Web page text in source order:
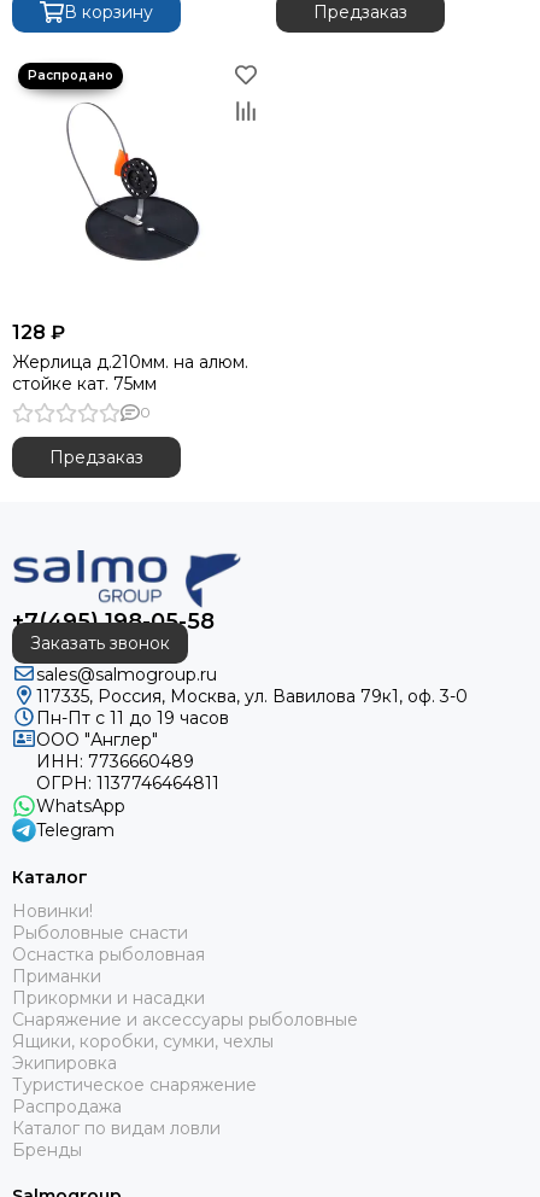
В корзину Предзаказ
128 ₽
Жерлица д.210мм. на алюм.
стойке кат. 75мм
0
Предзаказ
+7(495) 198-05-58
Заказать звонок
sales@salmogroup.ru
117335, Россия, Москва, ул. Вавилова 79к1, оф. 3-0
Пн-Пт с 11 до 19 часов
ООО "Англер"
ИНН: 7736660489
ОГРН: 1137746464811
WhatsApp
Telegram
Каталог
Новинки!
Рыболовные снасти
Оснастка рыболовная
Приманки
Прикормки и насадки
Снаряжение и аксессуары рыболовные
Ящики, коробки, сумки, чехлы
Экипировка
Туристическое снаряжение
Распродажа
Каталог по видам ловли
Бренды